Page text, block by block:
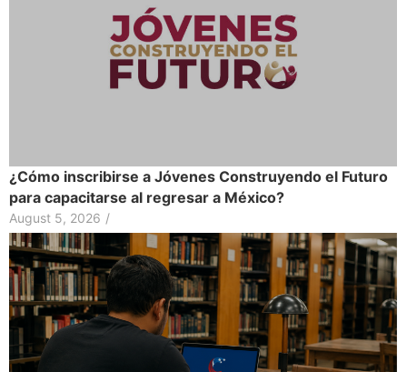
¿Cómo inscribirse a Jóvenes Construyendo el Futuro
para capacitarse al regresar a México?
August 5, 2026 /